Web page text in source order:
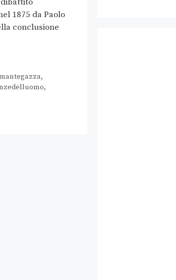
1875 da Paolo
conclusione
,
,